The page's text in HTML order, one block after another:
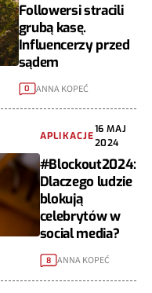
Followersi stracili
grubą kasę.
Influencerzy przed
sądem
0 ANNA KOPEĆ
APLIKACJE
16 MAJ
2024
#Blockout2024:
Dlaczego ludzie
blokują
celebrytów w
social media?
8 ANNA KOPEĆ